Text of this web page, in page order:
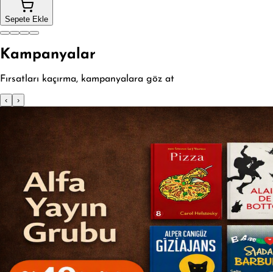
Sepete Ekle
Kampanyalar
Fırsatları kaçırma, kampanyalara göz at
‹ ›